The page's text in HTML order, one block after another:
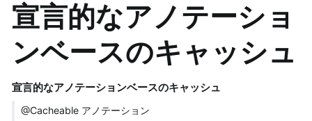
宣言的なアノテーショ
ンベースのキャッシュ
宣言的なアノテーションベースのキャッシュ
@Cacheable アノテーション